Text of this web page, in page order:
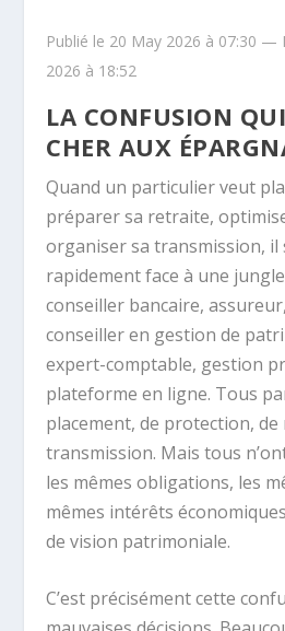
Publié le 20 May 2026 à 07:30 —
2026 à 18:52
LA CONFUSION
CHER AUX
Quand un particulier veut
préparer sa retraite,
organiser sa transmission, il
rapidement face à une
conseiller bancaire,
conseiller en gestion de
expert-comptable, gestion
plateforme en ligne. Tous
placement, de protection,
transmission. Mais tous
les mêmes obligations, les
mêmes intérêts
de vision patrimoniale.
C’est précisément cette